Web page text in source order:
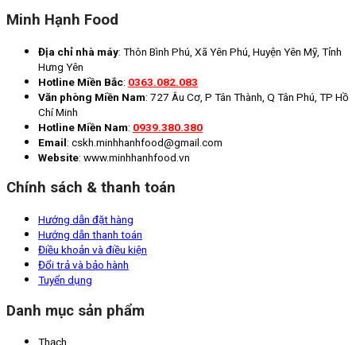
Minh Hạnh Food
Địa chỉ nhà máy: Thôn Bình Phú, Xã Yên Phú, Huyện Yên Mỹ, Tỉnh
Hưng Yên
Hotline Miền Bắc: 0363.082.083
Văn phòng Miền Nam: 727 Âu Cơ, P Tân Thành, Q Tân Phú, TP Hồ
Chí Minh
Hotline Miền Nam: 0939.380.380
Email: cskh.minhhanhfood@gmail.com
Website: www.minhhanhfood.vn
Chính sách & thanh toán
Hướng dẫn đặt hàng
Hướng dẫn thanh toán
Điều khoản và điều kiện
Đổi trả và bảo hành
Tuyển dụng
Danh mục sản phẩm
Thạch